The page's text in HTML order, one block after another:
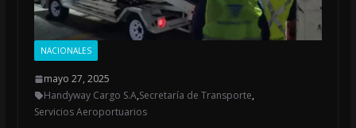
NACIONALES
mayo 27, 2025
Handyway Cargo S.A,Secretaría de Transporte,
Servicios Aeroportuarios